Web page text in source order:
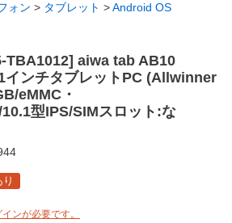
ォン
タブレット Android OS
TBA1012] aiwa tab AB10
ンチタブレットPC (Allwinner
eMMC・
型IPS/SIMスロット:な
ンが必要です。